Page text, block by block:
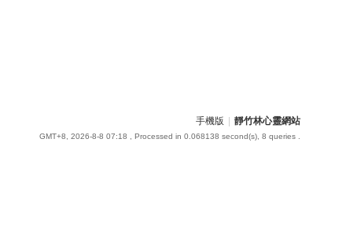
手機版 靜竹林心靈網站
GMT+8, 2026-8-8 07:18 , Processed in 0.068138 second(s), 8 queries .